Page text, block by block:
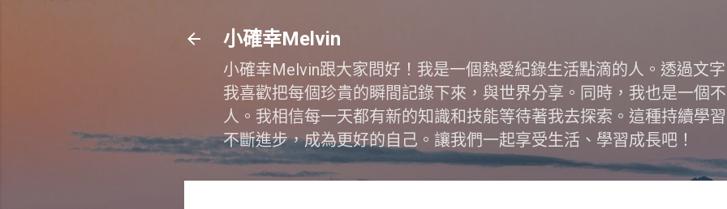
小確幸Melvin
小確幸Melvin跟大家問好！我是一個熱愛紀錄生活點滴的人。透過文
我喜歡把每個珍貴的瞬間記錄下來，與世界分享。同時，我也是一個
人。我相信每一天都有新的知識和技能等待著我去探索。這種持續學
不斷進步，成為更好的自己。讓我們一起享受生活、學習成長吧！